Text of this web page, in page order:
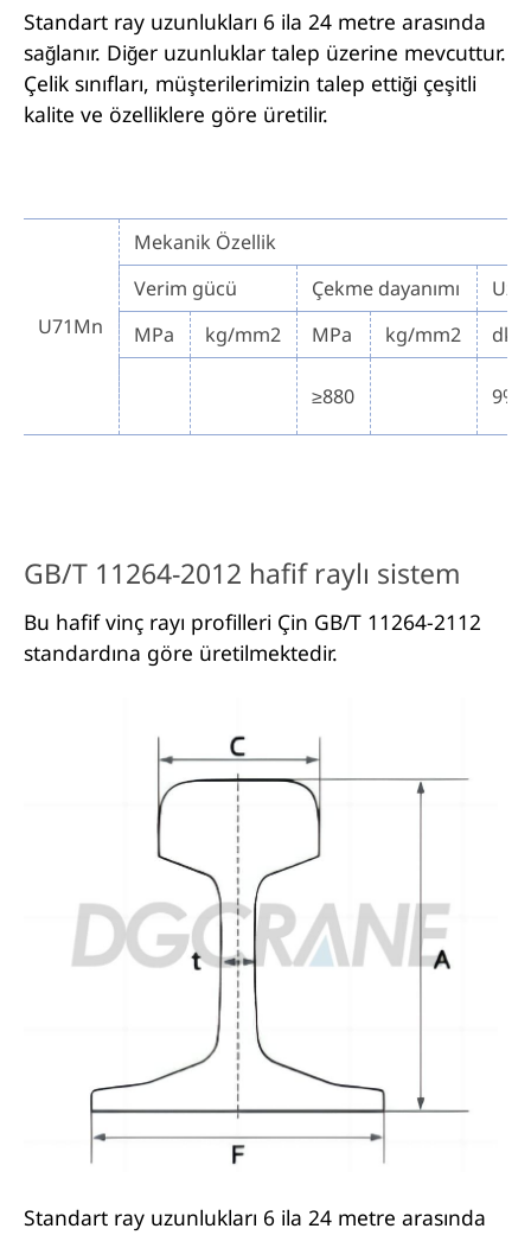
Standart ray uzunlukları 6 ila 24 metre arasında
sağlanır. Diğer uzunluklar talep üzerine mevcuttur.
Çelik sınıfları, müşterilerimizin talep ettiği çeşitli
kalite ve özelliklere göre üretilir.
U71Mn
Mekanik Özellik
Verim gücü
Çekme dayanımı
MPa
kg/mm2 MPa kg/mm2 dk.
≥880 9%
GB/T 11264-2012 hafif raylı sistem
Bu hafif vinç rayı profilleri Çin GB/T 11264-2112
standardına göre üretilmektedir.
Standart ray uzunlukları 6 ila 24 metre arasında